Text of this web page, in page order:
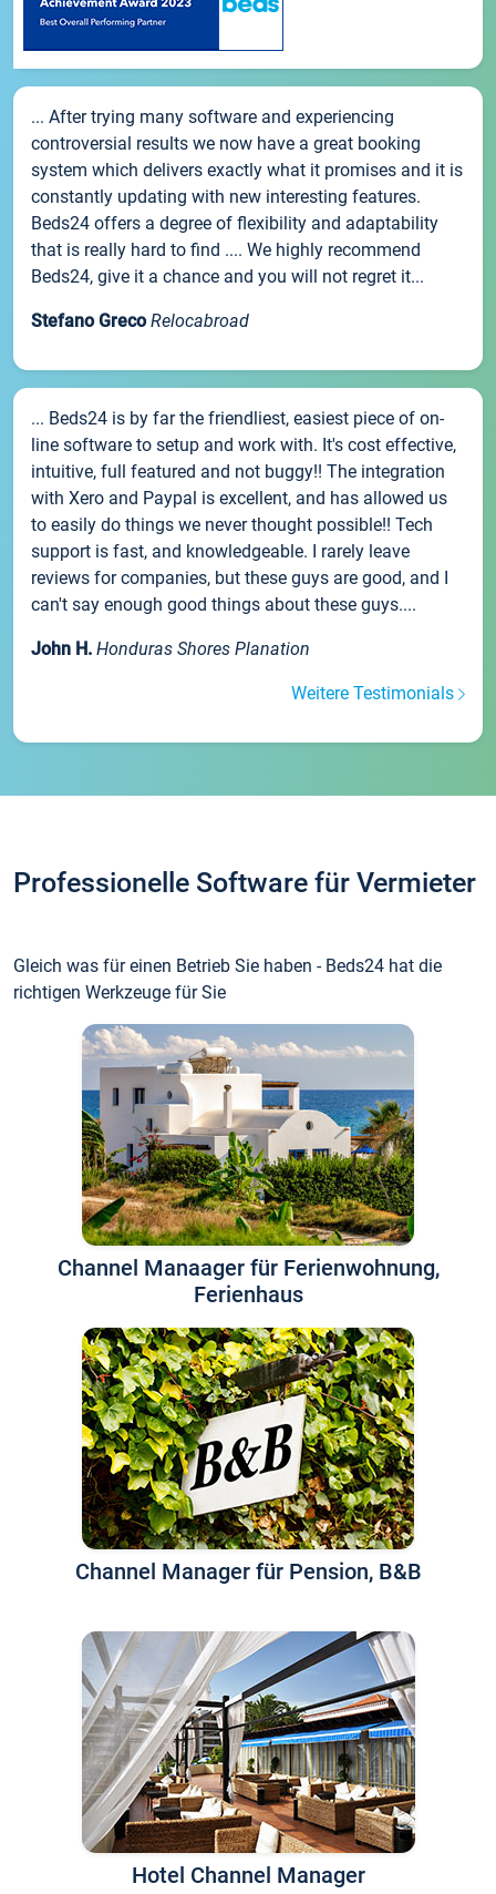
... After trying many software and experiencing
controversial results we now have a great booking
system which delivers exactly what it promises and it is
constantly updating with new interesting features.
Beds24 offers a degree of flexibility and adaptability
that is really hard to find .... We highly recommend
Beds24, give it a chance and you will not regret it...
Stefano Greco Relocabroad
... Beds24 is by far the friendliest, easiest piece of on-
line software to setup and work with. It's cost effective,
intuitive, full featured and not buggy!! The integration
with Xero and Paypal is excellent, and has allowed us
to easily do things we never thought possible!! Tech
support is fast, and knowledgeable. I rarely leave
reviews for companies, but these guys are good, and I
can't say enough good things about these guys....
John H. Honduras Shores Planation
Weitere Testimonials
Professionelle Software für Vermieter
Gleich was für einen Betrieb Sie haben - Beds24 hat die
richtigen Werkzeuge für Sie
Channel Manaager für Ferienwohnung,
Ferienhaus
Channel Manager für Pension, B&B
Hotel Channel Manager